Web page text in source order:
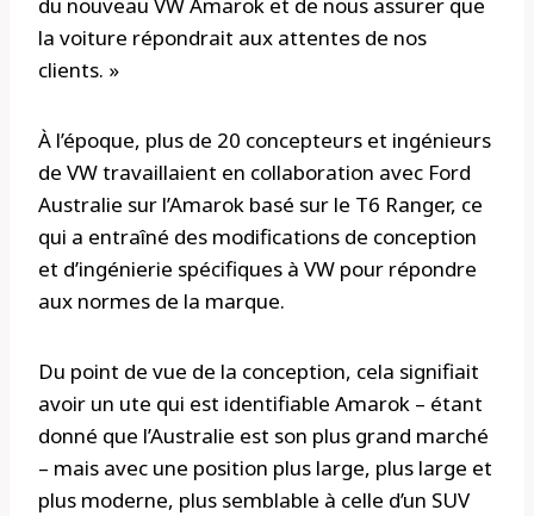
du nouveau VW Amarok et de nous assurer que
la voiture répondrait aux attentes de nos
clients. »
À l’époque, plus de 20 concepteurs et ingénieurs
de VW travaillaient en collaboration avec Ford
Australie sur l’Amarok basé sur le T6 Ranger, ce
qui a entraîné des modifications de conception
et d’ingénierie spécifiques à VW pour répondre
aux normes de la marque.
Du point de vue de la conception, cela signifiait
avoir un ute qui est identifiable Amarok – étant
donné que l’Australie est son plus grand marché
– mais avec une position plus large, plus large et
plus moderne, plus semblable à celle d’un SUV